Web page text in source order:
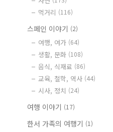
먹거리 (116)
스페인 이야기 (2)
여행, 여가 (64)
생활, 문화 (108)
음식, 식재료 (86)
교육, 철학, 역사 (44)
시사, 정치 (24)
여행 이야기 (17)
한서 가족의 여행기 (1)